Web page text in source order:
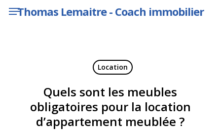
Skip Thomas Lemaitre - Coach immobilier
Menu
Location
Quels sont les meubles
obligatoires pour la location
d’appartement meublée ?